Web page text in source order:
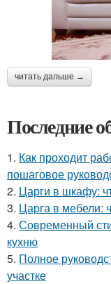
читать дальше →
Последние
1. Как проходит
пошаговое
2. Царги в шкафу:
3. Царга в мебели:
4. Современный
кухню
5. Полное
участке